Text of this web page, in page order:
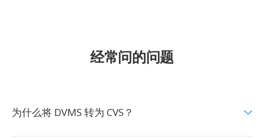
经常问的问题
为什么将 DVMS 转为 CVS？